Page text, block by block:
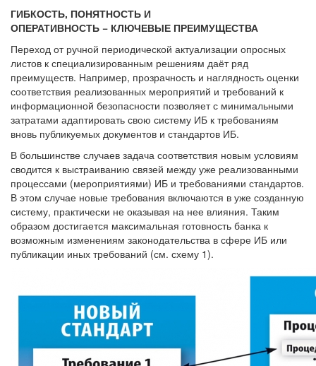
ГИБКОСТЬ, ПОНЯТНОСТЬ И
ОПЕРАТИВНОСТЬ − КЛЮЧЕВЫЕ ПРЕИМУЩЕСТВА
Переход от ручной периодической актуализации опросных
листов к специализированным решениям даёт ряд
преимуществ. Например, прозрачность и наглядность оценки
соответствия реализованных мероприятий и требований к
информационной безопасности позволяет с минимальными
затратами адаптировать свою систему ИБ к требованиям
вновь публикуемых документов и стандартов ИБ.
В большинстве случаев задача соответствия новым условиям
сводится к выстраиванию связей между уже реализованными
процессами (мероприятиями) ИБ и требованиями стандартов.
В этом случае новые требования включаются в уже созданную
систему, практически не оказывая на нее влияния. Таким
образом достигается максимальная готовность банка к
возможным изменениям законодательства в сфере ИБ или
публикации иных требований (см. схему 1).